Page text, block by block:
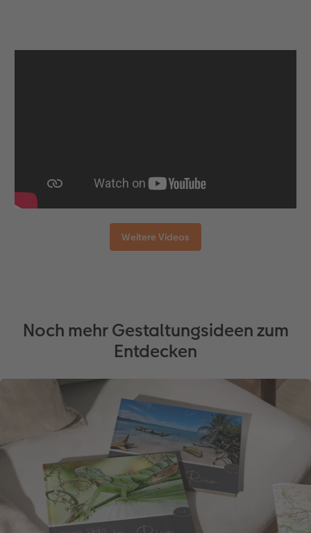
Weitere Videos
Noch mehr Gestaltungsideen zum
Entdecken